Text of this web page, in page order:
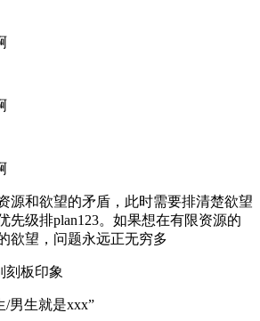
源和欲望的矛盾，此时需要排清楚欲望
先级排plan123。如果想在有限资源的
欲望，问题永远正无穷多
刻板印象
/男生就是xxx”